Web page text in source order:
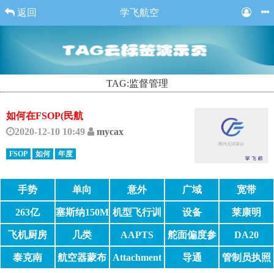
返回 学飞航空
TAG:监督管理
如何在FSOP(民航
2020-12-10 10:49
mycax
FSOP 如何 年度
手势 单向 意外 广域 宽带
263亿 塞斯纳150M
飞机
机型飞行训
练
设备 莱康明
AEIO-540
飞机厨房 几类 AAPTS 舵面偏度参
数
DA20
泰克南 航空器蒙布 Attachment 导通 管制员执照